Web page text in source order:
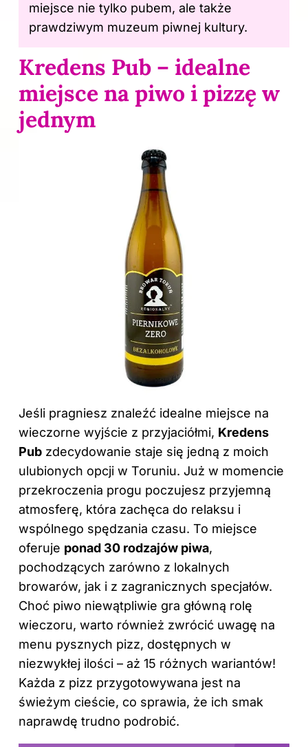
miejsce nie tylko pubem, ale także
prawdziwym muzeum piwnej kultury.
Kredens Pub – idealne
miejsce na piwo i pizzę w
jednym
Jeśli pragniesz znaleźć idealne miejsce na
wieczorne wyjście z przyjaciółmi, Kredens
Pub zdecydowanie staje się jedną z moich
ulubionych opcji w Toruniu. Już w momencie
przekroczenia progu poczujesz przyjemną
atmosferę, która zachęca do relaksu i
wspólnego spędzania czasu. To miejsce
oferuje ponad 30 rodzajów piwa,
pochodzących zarówno z lokalnych
browarów, jak i z zagranicznych specjałów.
Choć piwo niewątpliwie gra główną rolę
wieczoru, warto również zwrócić uwagę na
menu pysznych pizz, dostępnych w
niezwykłej ilości – aż 15 różnych wariantów!
Każda z pizz przygotowywana jest na
świeżym cieście, co sprawia, że ich smak
naprawdę trudno podrobić.